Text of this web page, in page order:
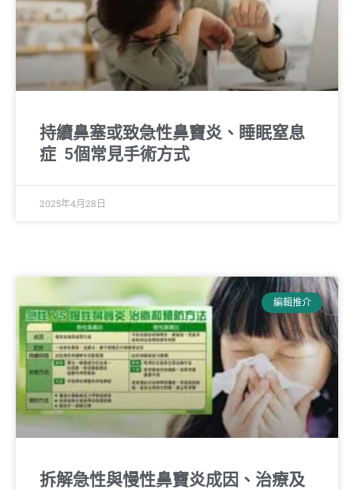
持續鼻塞或致急性鼻竇炎、睡眠窒息
症 5個常見手術方式
2025年4月28日
編輯推介
拆解急性與慢性鼻竇炎成因、治療及